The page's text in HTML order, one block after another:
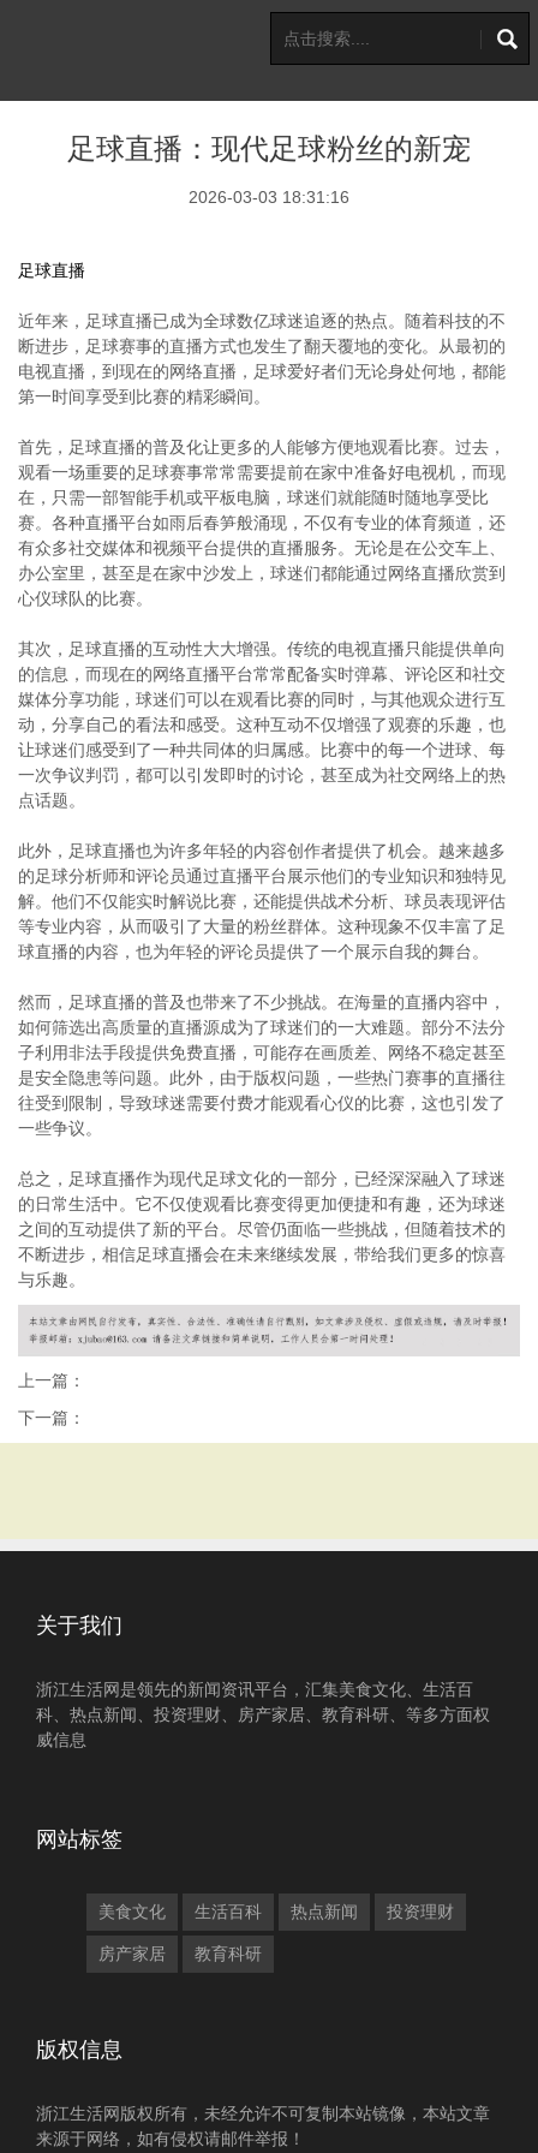
足球直播：现代足球粉丝的新宠
2026-03-03 18:31:16
足球直播
近年来，足球直播已成为全球数亿球迷追逐的热点。随着科技的不
断进步，足球赛事的直播方式也发生了翻天覆地的变化。从最初的
电视直播，到现在的网络直播，足球爱好者们无论身处何地，都能
第一时间享受到比赛的精彩瞬间。
首先，足球直播的普及化让更多的人能够方便地观看比赛。过去，
观看一场重要的足球赛事常常需要提前在家中准备好电视机，而现
在，只需一部智能手机或平板电脑，球迷们就能随时随地享受比
赛。各种直播平台如雨后春笋般涌现，不仅有专业的体育频道，还
有众多社交媒体和视频平台提供的直播服务。无论是在公交车上、
办公室里，甚至是在家中沙发上，球迷们都能通过网络直播欣赏到
心仪球队的比赛。
其次，足球直播的互动性大大增强。传统的电视直播只能提供单向
的信息，而现在的网络直播平台常常配备实时弹幕、评论区和社交
媒体分享功能，球迷们可以在观看比赛的同时，与其他观众进行互
动，分享自己的看法和感受。这种互动不仅增强了观赛的乐趣，也
让球迷们感受到了一种共同体的归属感。比赛中的每一个进球、每
一次争议判罚，都可以引发即时的讨论，甚至成为社交网络上的热
点话题。
此外，足球直播也为许多年轻的内容创作者提供了机会。越来越多
的足球分析师和评论员通过直播平台展示他们的专业知识和独特见
解。他们不仅能实时解说比赛，还能提供战术分析、球员表现评估
等专业内容，从而吸引了大量的粉丝群体。这种现象不仅丰富了足
球直播的内容，也为年轻的评论员提供了一个展示自我的舞台。
然而，足球直播的普及也带来了不少挑战。在海量的直播内容中，
如何筛选出高质量的直播源成为了球迷们的一大难题。部分不法分
子利用非法手段提供免费直播，可能存在画质差、网络不稳定甚至
是安全隐患等问题。此外，由于版权问题，一些热门赛事的直播往
往受到限制，导致球迷需要付费才能观看心仪的比赛，这也引发了
一些争议。
总之，足球直播作为现代足球文化的一部分，已经深深融入了球迷
的日常生活中。它不仅使观看比赛变得更加便捷和有趣，还为球迷
之间的互动提供了新的平台。尽管仍面临一些挑战，但随着技术的
不断进步，相信足球直播会在未来继续发展，带给我们更多的惊喜
与乐趣。
上一篇：
下一篇：
关于我们
浙江生活网是领先的新闻资讯平台，汇集美食文化、生活百
科、热点新闻、投资理财、房产家居、教育科研、等多方面权
威信息
网站标签
美食文化 生活百科 热点新闻 投资理财
房产家居 教育科研
版权信息
浙江生活网版权所有，未经允许不可复制本站镜像，本站文章
来源于网络，如有侵权请邮件举报！